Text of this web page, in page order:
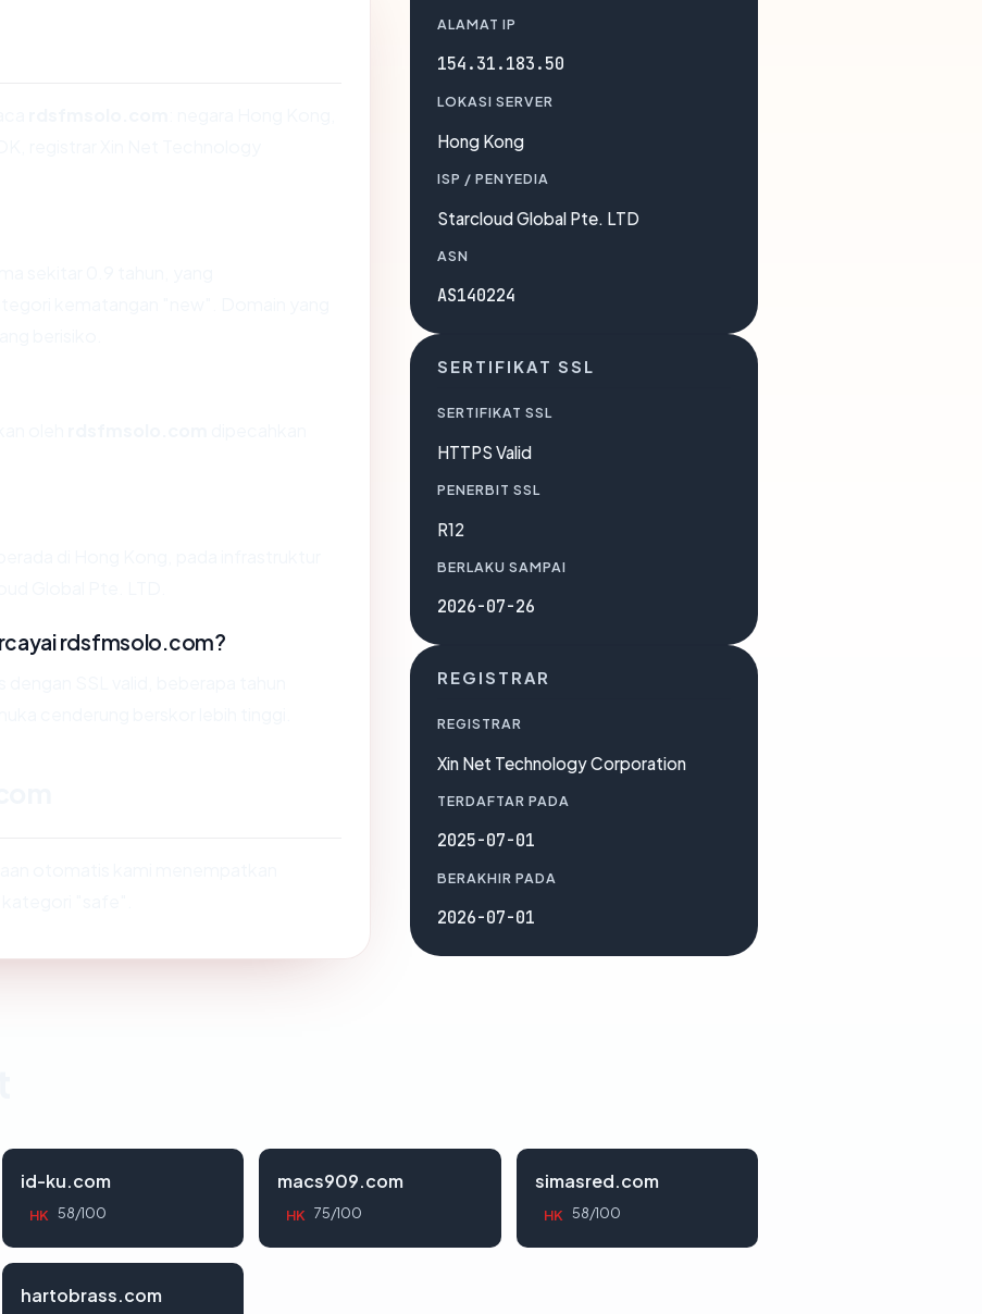
rdsfmsolo.com?
ALAMAT IP
154.31.183.50
LOKASI SERVER
Hong Kong
ISP / PENYEDIA
Starcloud Global Pte. LTD
ASN
AS140224
SERTIFIKAT SSL
SERTIFIKAT SSL
HTTPS Valid
PENERBIT SSL
R12
BERLAKU SAMPAI
2026-07-26
REGISTRAR
REGISTRAR
Xin Net Technology Corporation
TERDAFTAR PADA
2025-07-01
BERAKHIR PADA
2026-07-01
id-ku.com
HK 58/100
macs909.com
HK 75/100
simasred.com
HK 58/100
hartobrass.com